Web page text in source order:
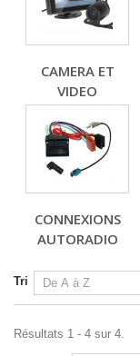
CAMERA ET
VIDEO
CONNEXIONS
AUTORADIO
Tri
Résultats 1 - 4 sur 4.